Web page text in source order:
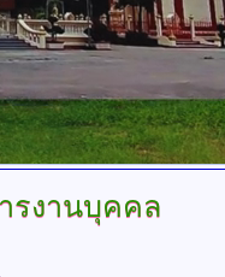
รงานบุคคล